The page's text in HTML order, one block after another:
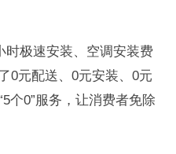
时极速安装、空调安装费
0元配送、0元安装、0元
个0”服务，让消费者免除